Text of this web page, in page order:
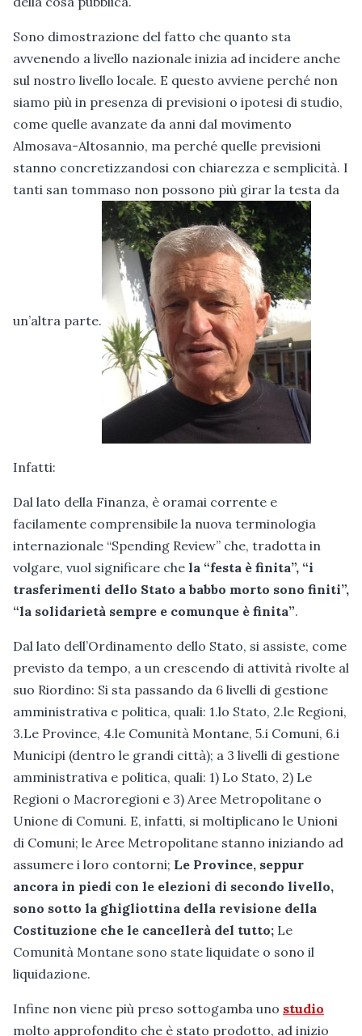
Sono dimostrazione del fatto che quanto sta
avvenendo a livello nazionale inizia ad incidere anche
sul nostro livello locale. E questo avviene perché non
siamo più in presenza di previsioni o ipotesi di studio,
come quelle avanzate da anni dal movimento
Almosava-Altosannio, ma perché quelle previsioni
stanno concretizzandosi con chiarezza e semplicità. I
tanti san tommaso non possono più girar la testa da
un’altra parte.
Infatti:
Dal lato della Finanza, è oramai corrente e
facilamente comprensibile la nuova terminologia
internazionale “Spending Review” che, tradotta in
volgare, vuol significare che la “festa è finita”, “i
trasferimenti dello Stato a babbo morto sono finiti”,
“la solidarietà sempre e comunque è finita”.
Dal lato dell’Ordinamento dello Stato, si assiste, come
previsto da tempo, a un crescendo di attività rivolte al
suo Riordino: Si sta passando da 6 livelli di gestione
amministrativa e politica, quali: 1.lo Stato, 2.le Regioni,
3.Le Province, 4.le Comunità Montane, 5.i Comuni, 6.i
Municipi (dentro le grandi città); a 3 livelli di gestione
amministrativa e politica, quali: 1) Lo Stato, 2) Le
Regioni o Macroregioni e 3) Aree Metropolitane o
Unione di Comuni. E, infatti, si moltiplicano le Unioni
di Comuni; le Aree Metropolitane stanno iniziando ad
assumere i loro contorni; Le Province, seppur
ancora in piedi con le elezioni di secondo livello,
sono sotto la ghigliottina della revisione della
Costituzione che le cancellerà del tutto; Le
Comunità Montane sono state liquidate o sono il
liquidazione.
Infine non viene più preso sottogamba uno studio
molto approfondito che è stato prodotto, ad inizio